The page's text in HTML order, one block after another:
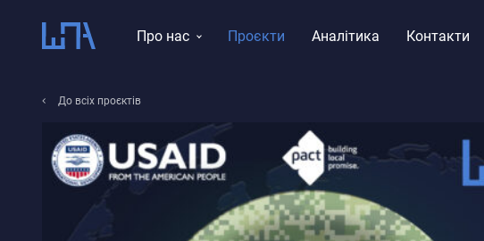
Про нас
Історія
Звіти
Правління
Проєкти Аналітика Контакти
До всіх проєктів